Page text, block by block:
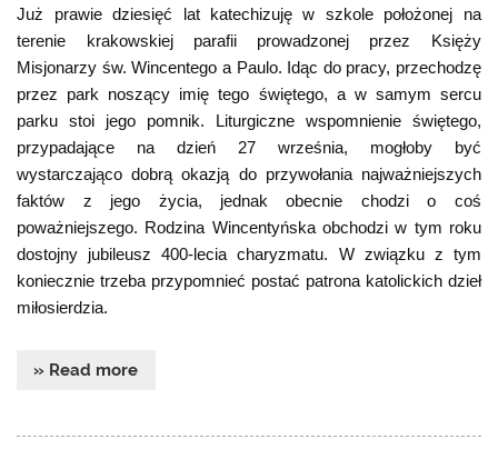
Już prawie dziesięć lat katechizuję w szkole położonej na
terenie krakowskiej parafii prowadzonej przez Księży
Misjonarzy św. Wincentego a Paulo. Idąc do pracy, przechodzę
przez park noszący imię tego świętego, a w samym sercu
parku stoi jego pomnik. Liturgiczne wspomnienie świętego,
przypadające na dzień 27 września, mogłoby być
wystarczająco dobrą okazją do przywołania najważniejszych
faktów z jego życia, jednak obecnie chodzi o coś
poważniejszego. Rodzina Wincentyńska obchodzi w tym roku
dostojny jubileusz 400-lecia charyzmatu. W związku z tym
koniecznie trzeba przypomnieć postać patrona katolickich dzieł
miłosierdzia.
» Read more